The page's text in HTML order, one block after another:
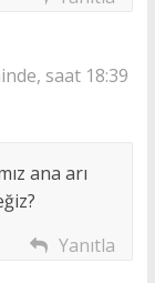
saat 18:39
ana arı
Yanıtla